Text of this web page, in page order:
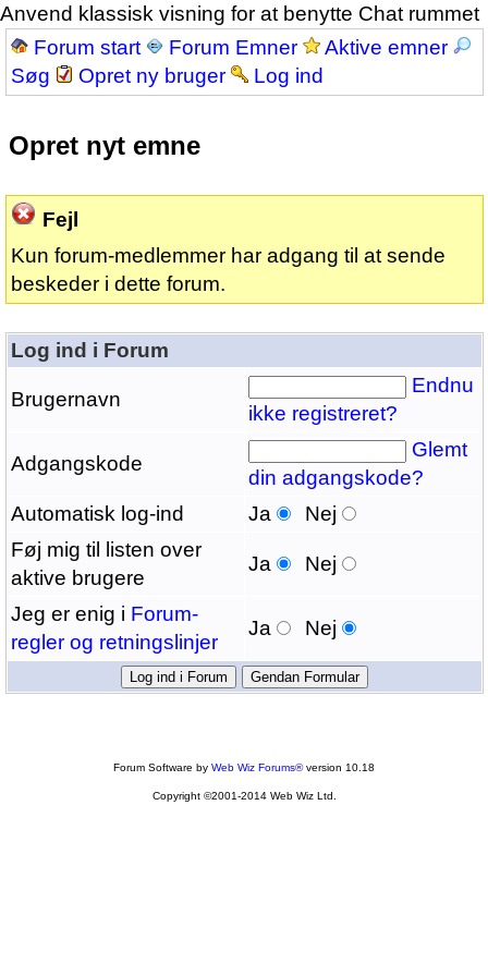
Anvend klassisk visning for at benytte Chat rummet
Forum start
Forum Emner
Aktive emner
Søg
Opret ny bruger Log ind
Opret nyt emne
Fejl
Kun forum-medlemmer har adgang til at sende
beskeder i dette forum.
Log ind i Forum
Brugernavn
Endnu
ikke registreret?
Adgangskode
Glemt
din adgangskode?
Automatisk log-ind
Ja
Nej
Føj mig til listen over
aktive brugere
Ja Nej
Jeg er enig i Forum-
regler og retningslinjer
Ja Nej
Forum Software by Web Wiz Forums®version 10.18
Copyright ©2001-2014 Web Wiz Ltd.